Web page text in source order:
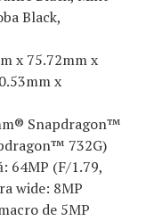
Black,
x 75.72mm x
x
Snapdragon™
732G)
64MP (F/1.79,
wide: 8MP
de 5MP